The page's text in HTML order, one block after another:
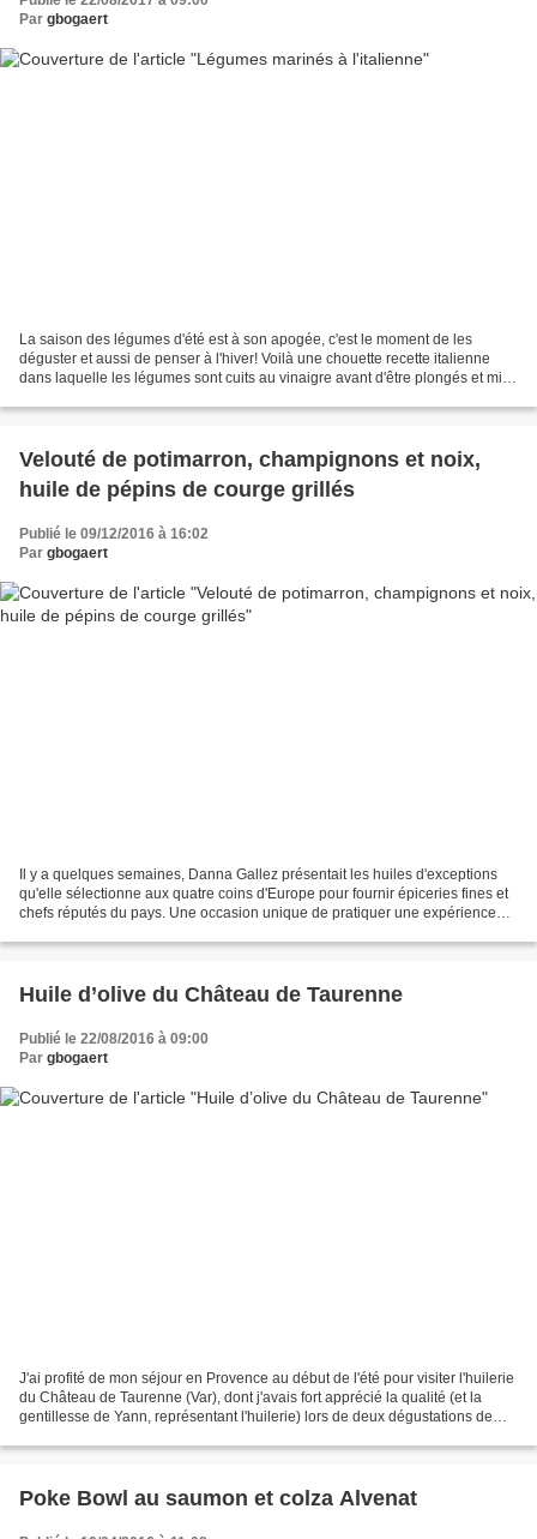
Par gbogaert
La saison des légumes d'été est à son apogée, c'est le moment de les
déguster et aussi de penser à l'hiver! Voilà une chouette recette italienne
dans laquelle les légumes sont cuits au vinaigre avant d'être plongés et mis
Velouté de potimarron, champignons et noix,
huile de pépins de courge grillés
Publié le 09/12/2016 à 16:02
Par gbogaert
Il y a quelques semaines, Danna Gallez présentait les huiles d'exceptions
qu'elle sélectionne aux quatre coins d'Europe pour fournir épiceries fines et
chefs réputés du pays. Une occasion unique de pratiquer une expérience
Huile d’olive du Château de Taurenne
Publié le 22/08/2016 à 09:00
Par gbogaert
J'ai profité de mon séjour en Provence au début de l'été pour visiter l'huilerie
du Château de Taurenne (Var), dont j'avais fort apprécié la qualité (et la
gentillesse de Yann, représentant l'huilerie) lors de deux dégustations de
Poke Bowl au saumon et colza Alvenat